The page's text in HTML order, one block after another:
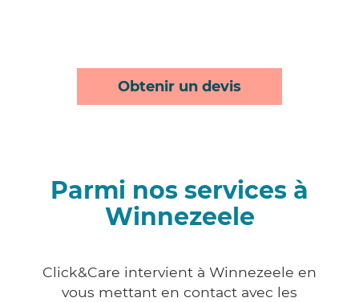
Obtenir un devis
Parmi nos services à
Winnezeele
Click&Care intervient à Winnezeele en
vous mettant en contact avec les